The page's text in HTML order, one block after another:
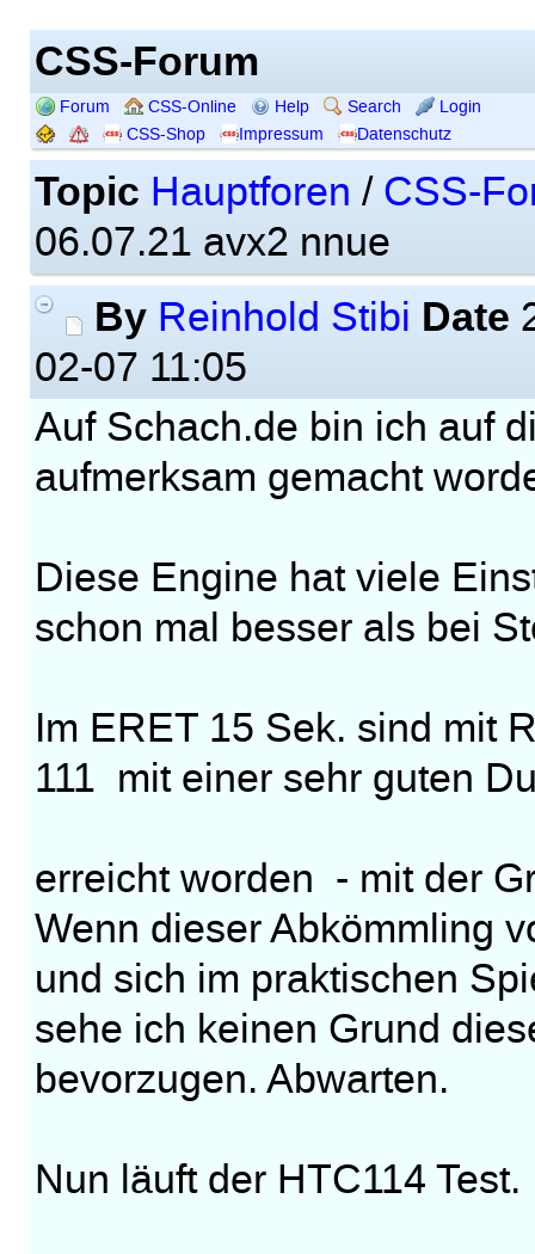
CSS-Forum
Forum CSS-Online Help Search
Login
CSS-Shop
Impressum Datenschutz
Topic Hauptforen / CSS-
06.07.21 avx2 nnue
By Reinhold Stibi Date
02-07 11:05
Auf Schach.de bin ich auf
aufmerksam gemacht
Diese Engine hat viele
schon mal besser als bei
Im ERET 15 Sek. sind mit
111 mit einer sehr guten
erreicht worden - mit der
Wenn dieser Abkömmling
und sich im praktischen
sehe ich keinen Grund
bevorzugen. Abwarten.
Nun läuft der HTC114 Test.